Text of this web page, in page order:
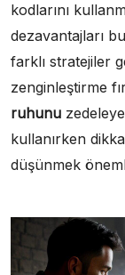
kodlarını
dezavantajları
farklı stratejiler
zenginleştirme
ruhunu
kullanırken
düşünmek